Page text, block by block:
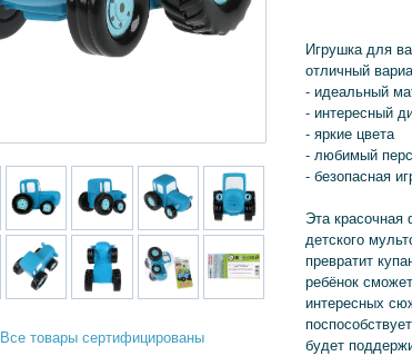
Все товары сертифицированы
Игрушка для
отличный
- идеальный
- интересный
- яркие цвета
- любимый
- безопасная
Эта красочная
детского
превратит
ребёнок
интересных
будет